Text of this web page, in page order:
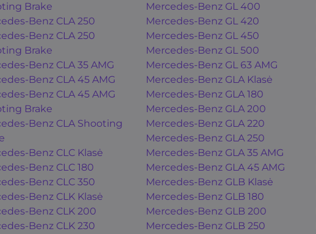
Brake
Benz CLA 250
Benz CLA 250
Brake
Benz CLA 35 AMG
Benz CLA 45 AMG
Benz CLA 45 AMG
Brake
Benz CLA Shooting
Benz CLC Klasė
Benz CLC 180
Benz CLC 350
Benz CLK Klasė
Benz CLK 200
Benz CLK 230
Mercedes-Benz GL 400
Mercedes-Benz GL 420
Mercedes-Benz GL 450
Mercedes-Benz GL 500
Mercedes-Benz GL 63 AMG
Mercedes-Benz GLA Klasė
Mercedes-Benz GLA 180
Mercedes-Benz GLA 200
Mercedes-Benz GLA 220
Mercedes-Benz GLA 250
Mercedes-Benz GLA 35 AMG
Mercedes-Benz GLA 45 AMG
Mercedes-Benz GLB Klasė
Mercedes-Benz GLB 180
Mercedes-Benz GLB 200
Mercedes-Benz GLB 250